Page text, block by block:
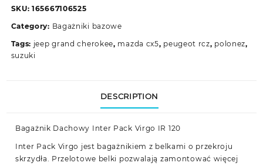
SKU: 165667106525
Category: Bagażniki bazowe
Tags: jeep grand cherokee, mazda cx5, peugeot rcz, polonez,
suzuki
DESCRIPTION
Bagażnik Dachowy Inter Pack Virgo IR 120
Inter Pack Virgo jest bagażnikiem z belkami o przekroju
skrzydła. Przelotowe belki pozwalają zamontować więcej